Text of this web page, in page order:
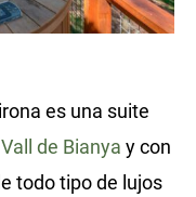
es una suite
de Bianya y con
todo tipo de lujos